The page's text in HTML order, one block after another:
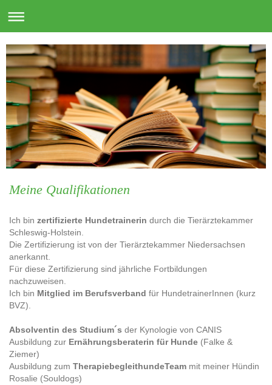
Meine Qualifikationen
Ich bin zertifizierte Hundetrainerin durch die Tierärztekammer
Schleswig-Holstein.
Die Zertifizierung ist von der Tierärztekammer Niedersachsen
anerkannt.
Für diese Zertifizierung sind jährliche Fortbildungen
nachzuweisen.
Ich bin Mitglied im Berufsverband für HundetrainerInnen (kurz
BVZ).
Absolventin des Studium´s der Kynologie von CANIS
Ausbildung zur Ernährungsberaterin für Hunde (Falke &
Ziemer)
Ausbildung zum TherapiebegleithundeTeam mit meiner Hündin
Rosalie (Souldogs)